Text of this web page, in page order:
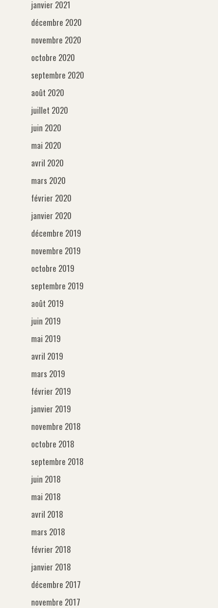
janvier 2021
décembre 2020
novembre 2020
octobre 2020
septembre 2020
août 2020
juillet 2020
juin 2020
mai 2020
avril 2020
mars 2020
février 2020
janvier 2020
décembre 2019
novembre 2019
octobre 2019
septembre 2019
août 2019
juin 2019
mai 2019
avril 2019
mars 2019
février 2019
janvier 2019
novembre 2018
octobre 2018
septembre 2018
juin 2018
mai 2018
avril 2018
mars 2018
février 2018
janvier 2018
décembre 2017
novembre 2017